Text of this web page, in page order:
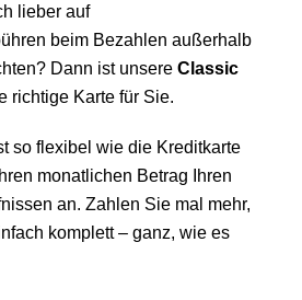
lieber auf
beim Bezahlen außerhalb
Dann ist unsere Classic
richtige Karte für Sie.
so flexibel wie die Kreditkarte
monatlichen Betrag Ihren
an. Zahlen Sie mal mehr,
komplett – ganz, wie es